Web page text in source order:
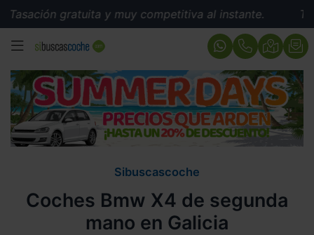
gratuita y muy competitiva al instante.
MENÚ
Sibuscascoche
Coches Bmw X4 de segunda
mano en Galicia